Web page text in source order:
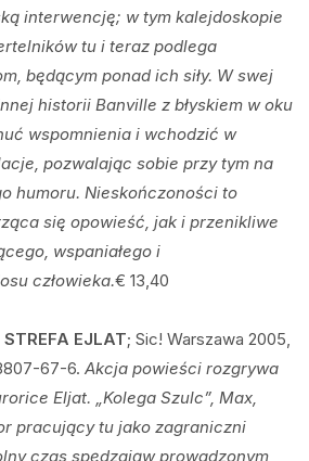
interwencję; w tym kalejdoskopie
tu i teraz podlega
będącym ponad ich siły. W swej
historii Banville z błyskiem w oku
wspomnienia i wchodzić w
pozwalając sobie przy tym na
humoru. Nieskończoności to
się opowieść, jak i przenikliwe
wspaniałego i
człowieka.€ 13,40
STREFA EJLAT; Sic! Warszawa 2005,
67-6. Akcja powieści rozgrywa
Eljat. „Kolega Szulc”, Max,
pracujący tu jako zagraniczni
czas spędzająw prowadzonym